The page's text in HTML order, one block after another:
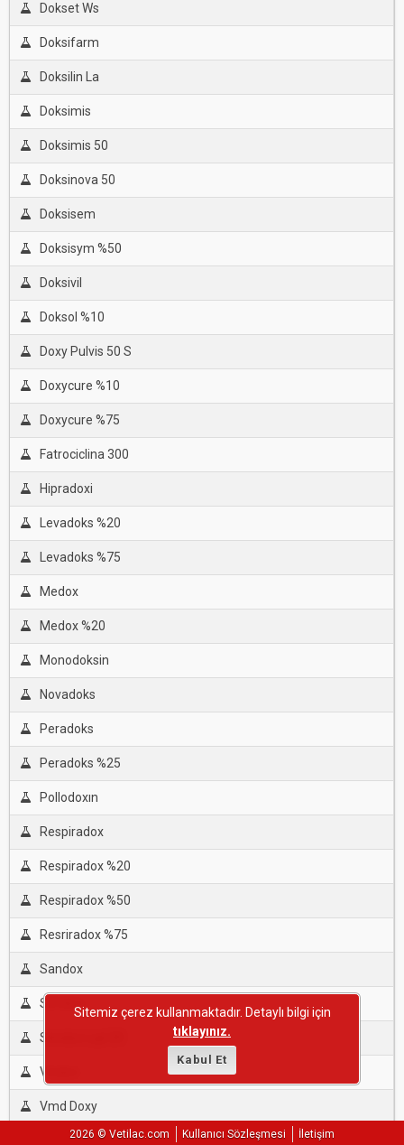
Dokset Ws
Doksifarm
Doksilin La
Doksimis
Doksimis 50
Doksinova 50
Doksisem
Doksisym %50
Doksivil
Doksol %10
Doxy Pulvis 50 S
Doxycure %10
Doxycure %75
Fatrociclina 300
Hipradoxi
Levadoks %20
Levadoks %75
Medox
Medox %20
Monodoksin
Novadoks
Peradoks
Peradoks %25
Pollodoxın
Respiradox
Respiradox %20
Respiradox %50
Resriradox %75
Sandox
Simdox
Simdox Lqd 20
Viodox
Vmd Doxy
2026 © Vetilac.com Kullanıcı Sözleşmesi İletişim
Sitemiz çerez kullanmaktadır. Detaylı bilgi için
tıklayınız.
Kabul Et